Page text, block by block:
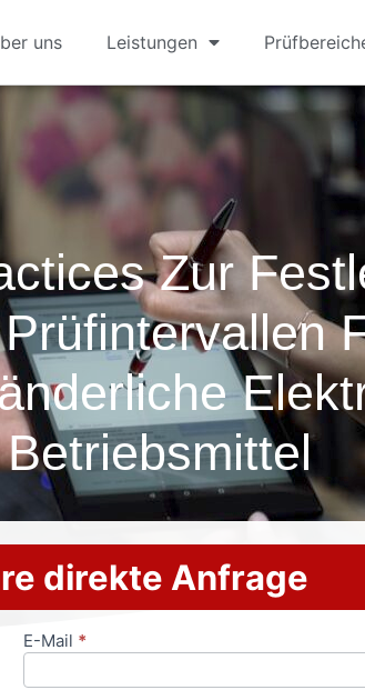
uns Leistungen
Zur
Betriebsmittel
direkte Anfrage
E-Mail *